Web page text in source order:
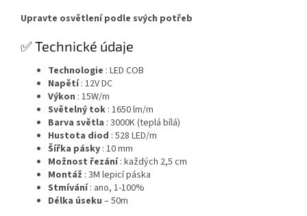
Upravte osvětlení podle svých potřeb
✅ Technické údaje
Technologie : LED COB
Napětí: 12V DC
Výkon : 15W/m
Světelný tok : 1650 lm/m
Barva světla : 3000K (teplá bílá)
Hustota diod : 528 LED/m
Šířka pásky : 10 mm
Možnost řezání: každých 2,5 cm
Montáž : 3M lepicí páska
Stmívání: ano, 1-100%
Délka úseku – 50m